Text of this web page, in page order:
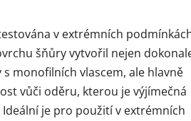
v extrémních
šňůry vytvořil nejen
monofilních vlascem, ale hlavně
vůči oděru, kterou je výjímečná
je pro použití v extrémních